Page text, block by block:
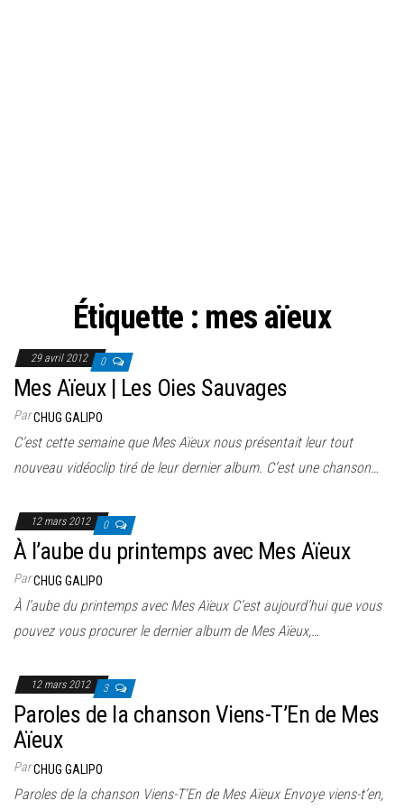
Étiquette : mes aïeux
29 avril 2012 0
Mes Aïeux | Les Oies Sauvages
ParCHUG GALIPO
C’est cette semaine que Mes Aïeux nous présentait leur tout
nouveau vidéoclip tiré de leur dernier album. C’est une chanson…
12 mars 2012 0
À l’aube du printemps avec Mes Aïeux
ParCHUG GALIPO
À l’aube du printemps avec Mes Aïeux C’est aujourd’hui que vous
pouvez vous procurer le dernier album de Mes Aïeux,…
12 mars 2012 3
Paroles de la chanson Viens-T’En de Mes
Aïeux
ParCHUG GALIPO
Paroles de la chanson Viens-T’En de Mes Aïeux Envoye viens-t’en,